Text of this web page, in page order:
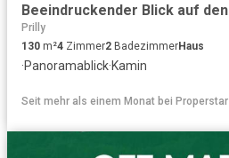
Prilly
130 m²4 Zimmer2 BadezimmerHaus
·Panoramablick·Kamin
Seit mehr als einem Monat bei Properstar